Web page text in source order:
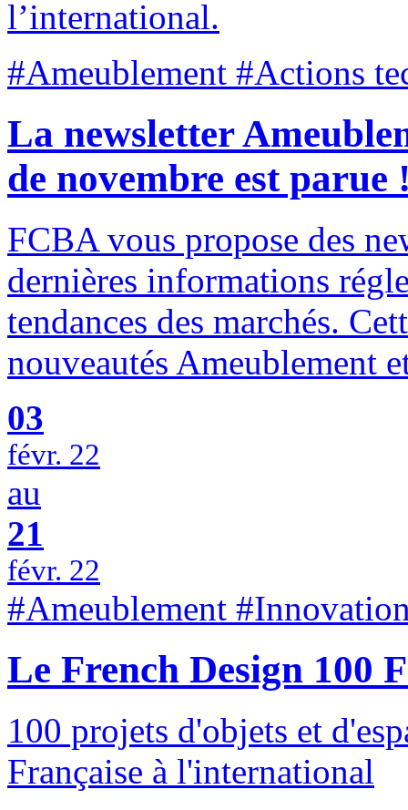
l’international.
#Ameublement #Actions
La newsletter
de novembre est parue
FCBA vous propose des
dernières informations
tendances des marchés.
nouveautés Ameublement
03
févr. 22
au
21
févr. 22
#Ameublement
Le French Design 100
100 projets d'objets et
Française à l'international